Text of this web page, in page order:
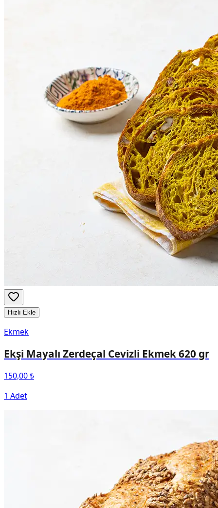
Hızlı Ekle
Ekmek
Ekşi Mayalı Zerdeçal Cevizli Ekmek 620 gr
150,00 ₺
1 Adet